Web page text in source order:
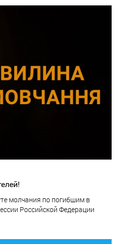
молчания по погибшим в
Российской Федерации